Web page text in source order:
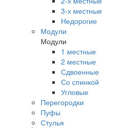
3-х местные
Недорогие
Модули
Модули
1 местные
2 местные
Сдвоенные
Со спинкой
Угловые
Перегородки
Пуфы
Стулья